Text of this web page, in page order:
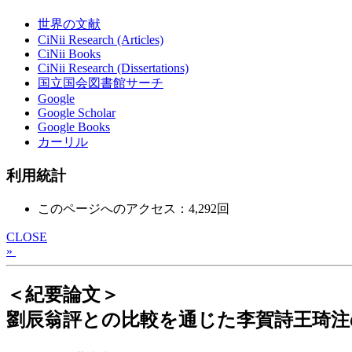
世界の文献
CiNii Research (Articles)
CiNii Books
CiNii Research (Dissertations)
国立国会図書館サーチ
Google
Google Scholar
Google Books
カーリル
利用統計
このページへのアクセス：4,292回
CLOSE
»
＜紀要論文＞
劉辰翁評との比較を通じた李賀詩王琦